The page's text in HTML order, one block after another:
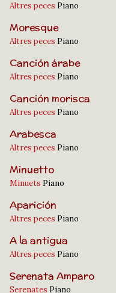
Altres peces Piano
Moresque
Altres peces Piano
Canción árabe
Altres peces Piano
Canción morisca
Altres peces Piano
Arabesca
Altres peces Piano
Minuetto
Minuets Piano
Aparición
Altres peces Piano
A la antigua
Altres peces Piano
Serenata Amparo
Serenates Piano